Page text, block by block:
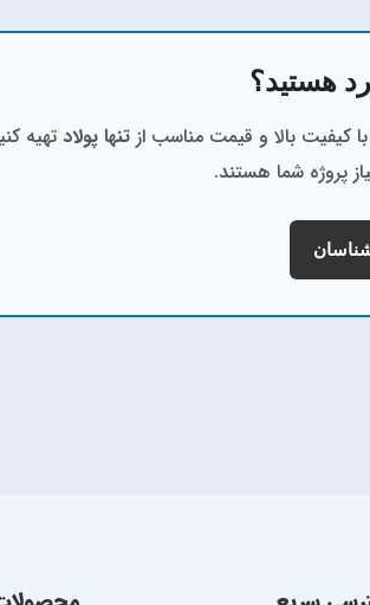
هستید؟
کیفیت بالا و قیمت مناسب از تنها پولاد تهیه
پروژه شما هستند.